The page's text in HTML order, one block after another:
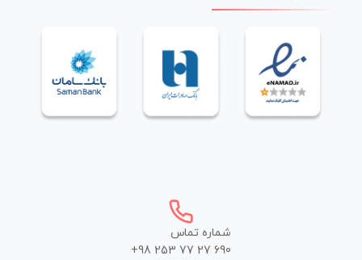
شماره تماس
+98 253 77 27 690